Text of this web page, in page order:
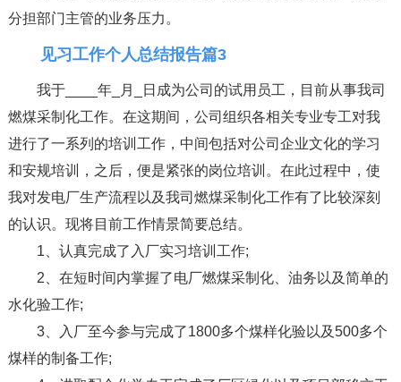
分担部门主管的业务压力。
见习工作个人总结报告篇3
我于____年_月_日成为公司的试用员工，目前从事我司
燃煤采制化工作。在这期间，公司组织各相关专业专工对我
进行了一系列的培训工作，中间包括对公司企业文化的学习
和安规培训，之后，便是紧张的岗位培训。在此过程中，使
我对发电厂生产流程以及我司燃煤采制化工作有了比较深刻
的认识。现将目前工作情景简要总结。
1、认真完成了入厂实习培训工作;
2、在短时间内掌握了电厂燃煤采制化、油务以及简单的
水化验工作;
3、入厂至今参与完成了1800多个煤样化验以及500多个
煤样的制备工作;